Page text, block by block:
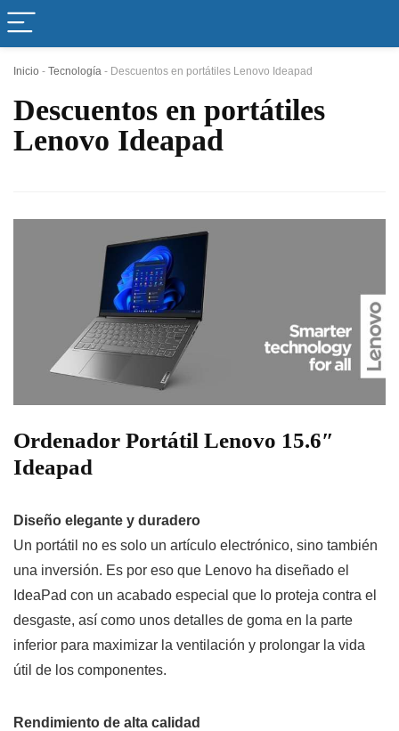
Inicio - Tecnología - Descuentos en portátiles Lenovo Ideapad
Descuentos en portátiles
Lenovo Ideapad
Ordenador Portátil Lenovo 15.6″
Ideapad
Diseño elegante y duradero
Un portátil no es solo un artículo electrónico, sino también
una inversión. Es por eso que Lenovo ha diseñado el
IdeaPad con un acabado especial que lo proteja contra el
desgaste, así como unos detalles de goma en la parte
inferior para maximizar la ventilación y prolongar la vida
útil de los componentes.
Rendimiento de alta calidad